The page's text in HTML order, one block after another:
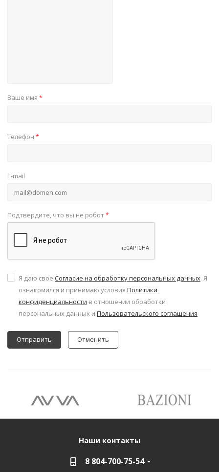
Ваше имя *
Телефон *
E-mail
Подтвердите, что вы не робот*
Я даю свое Согласие на обработку персональных данных. Я
ознакомился и принимаю условия Политики
конфиденциальности в отношении обработки
персональных данных и Пользовательского соглашения
Отменить
Наши контакты
8 804-700-75-54